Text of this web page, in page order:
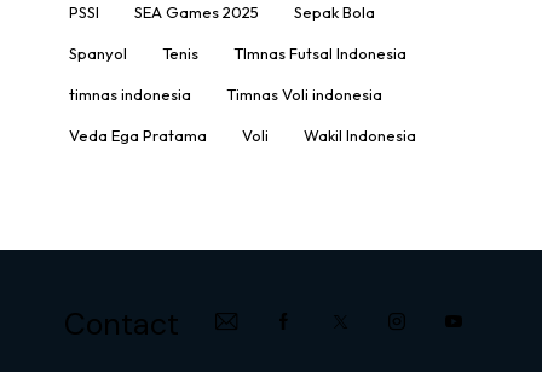
PSSI SEA Games 2025 Sepak Bola
Spanyol Tenis TImnas Futsal Indonesia
timnas indonesia Timnas Voli indonesia
Veda Ega Pratama Voli Wakil Indonesia
Contact